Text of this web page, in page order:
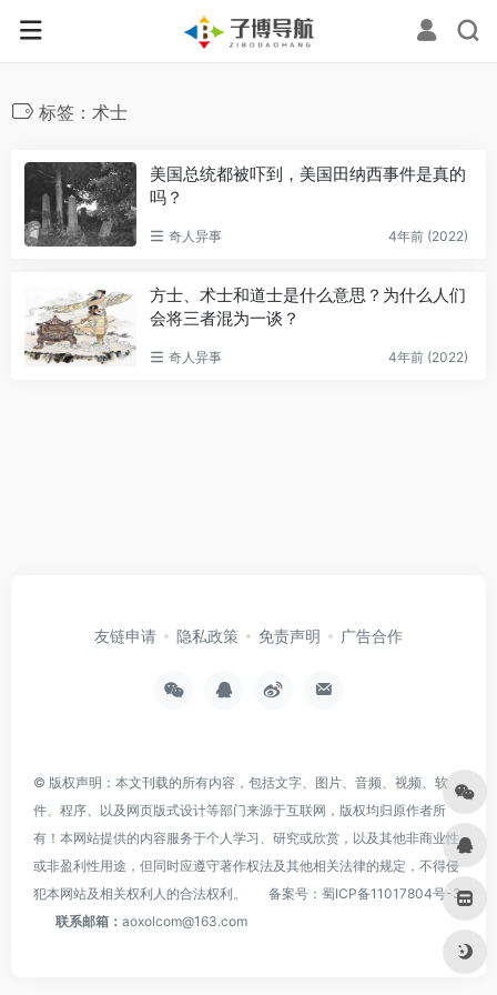
标签：术士
美国总统都被吓到，美国田纳西事件是真的
吗？
奇人异事 4年前 (2022)
方士、术士和道士是什么意思？为什么人们
会将三者混为一谈？
奇人异事 4年前 (2022)
友链申请 隐私政策 免责声明 广告合作
© 版权声明：本文刊载的所有内容，包括文字、图片、音频、视频、软
件、程序、以及网页版式设计等部门来源于互联网，版权均归原作者所
有！本网站提供的内容服务于个人学习、研究或欣赏，以及其他非商业性
或非盈利性用途，但同时应遵守著作权法及其他相关法律的规定，不得侵
犯本网站及相关权利人的合法权利。
备案号： 蜀ICP备11017804号-3
联系邮箱： aoxolcom@163.com